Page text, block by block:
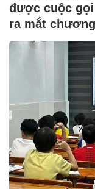
được cuộc
ra mắt